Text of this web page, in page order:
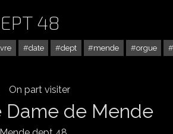
48
date dept mende orgue
On part visiter
Dame de Mende